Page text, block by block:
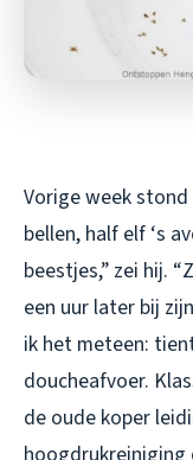
Vorige week
bellen, half elf ‘s
beestjes,” zei hij.
een uur later bij
ik het meteen:
doucheafvoer.
de oude koper